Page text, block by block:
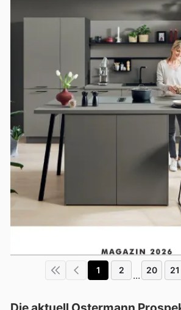
1 2 ... 20 21